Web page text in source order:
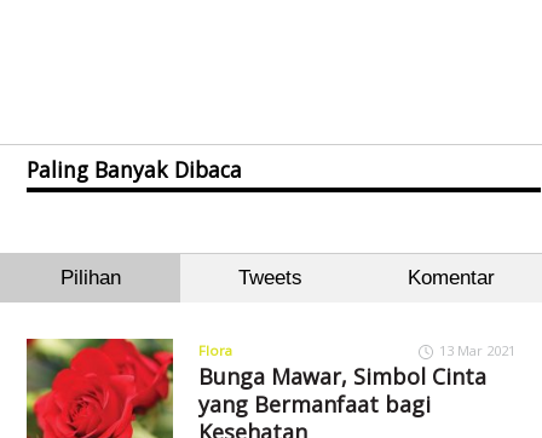
Paling Banyak Dibaca
Pilihan Tweets Komentar
Flora 13 Mar 2021
Bunga Mawar, Simbol Cinta
yang Bermanfaat bagi
Kesehatan